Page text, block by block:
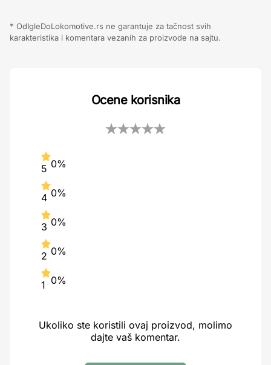
* OdIgleDoLokomotive.rs ne garantuje za tačnost svih
karakteristika i komentara vezanih za proizvode na sajtu.
Ocene korisnika
5 0%
4 0%
3 0%
2 0%
1 0%
Ukoliko ste koristili ovaj proizvod, molimo
dajte vaš komentar.